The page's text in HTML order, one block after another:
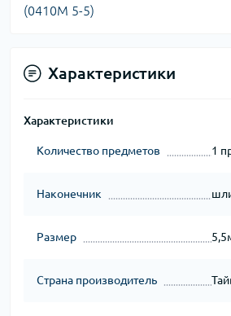
(0410М 5-5)
Характеристики
Характеристики
Количество предметов 1
Наконечник
Размер
Страна производитель